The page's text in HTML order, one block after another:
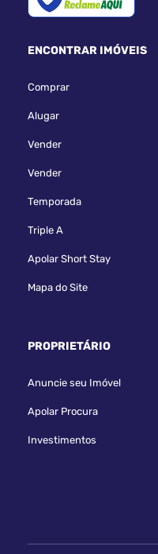
ENCONTRAR IMÓVEIS
Comprar
Alugar
Vender
Vender
Temporada
Triple A
Apolar Short Stay
Mapa do Site
PROPRIETÁRIO
Anuncie seu Imóvel
Apolar Procura
Investimentos